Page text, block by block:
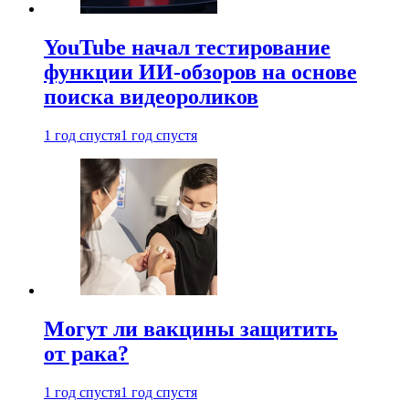
YouTube начал тестирование
функции ИИ-обзоров на основе
поиска видеороликов
1 год спустя1 год спустя
Могут ли вакцины защитить
от рака?
1 год спустя1 год спустя